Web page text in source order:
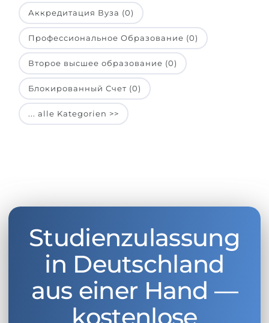
Аккредитация Вуза (0)
Профессиональное Образование (0)
Второе высшее образование (0)
Блокированный Счет (0)
... alle Kategorien >>
Studienzulassung
in Deutschland
aus einer Hand —
kostenlose